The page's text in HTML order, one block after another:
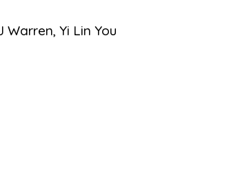
Warren, Yi Lin You